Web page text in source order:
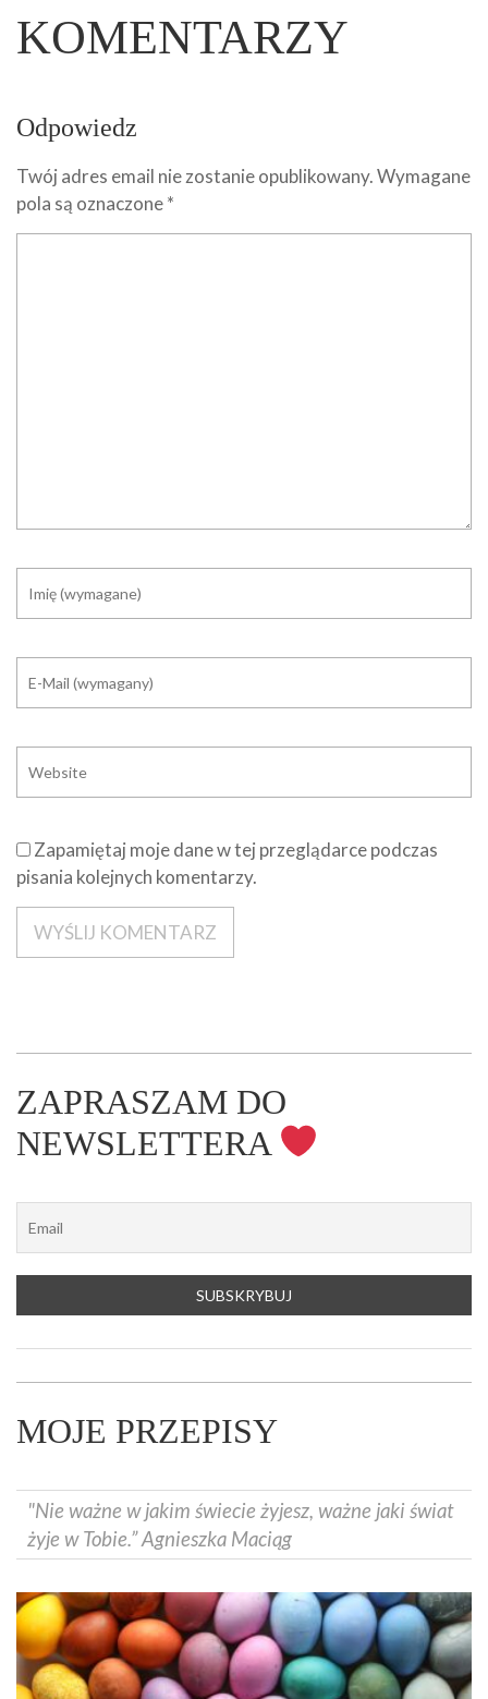
KOMENTARZY
Odpowiedz
Twój adres email nie zostanie opublikowany.Wymagane
pola są oznaczone*
Zapamiętaj moje dane w tej przeglądarce podczas
pisania kolejnych komentarzy.
ZAPRASZAM DO
NEWSLETTERA
MOJE PRZEPISY
"Nie ważne w jakim świecie żyjesz, ważne jaki świat
żyje w Tobie.” Agnieszka Maciąg